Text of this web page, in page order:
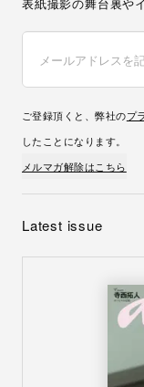
表紙撮影の舞台裏や
ご登録頂くと、弊社のプ
したことになります。
メルマガ解除はこちら
Latest issue